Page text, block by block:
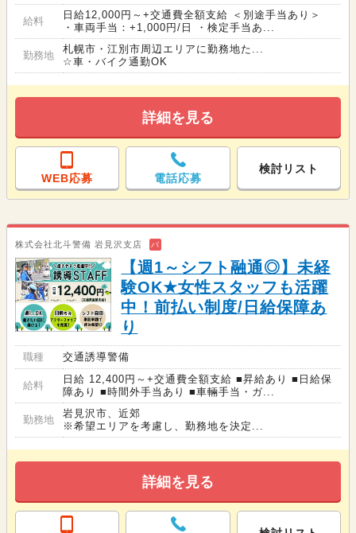
給料
日給12,000円～+交通費全額支給 ＜別途手当あり＞
・車両手当：+1,000円/日 ・検定手当あ...
勤務地
札幌市・江別市周辺エリアに勤務地た...
☆車・バイク通勤OK
詳細を見る
WEB応募 電話応募
検討リスト
株式会社北斗警備 岩見沢支店 バ
【週1～シフト融通◎】未経
験OK★女性スタッフも活躍
中！前払い制度/日給保障あ
り
職種 交通誘導警備
給料
日給 12,400円～+交通費全額支給 ■昇給あり ■日給保
障あり ■時間外手当あり ■車輛手当・ガ...
勤務地
岩見沢市、近郊
※希望エリアを考慮し、勤務地を決定...
詳細を見る